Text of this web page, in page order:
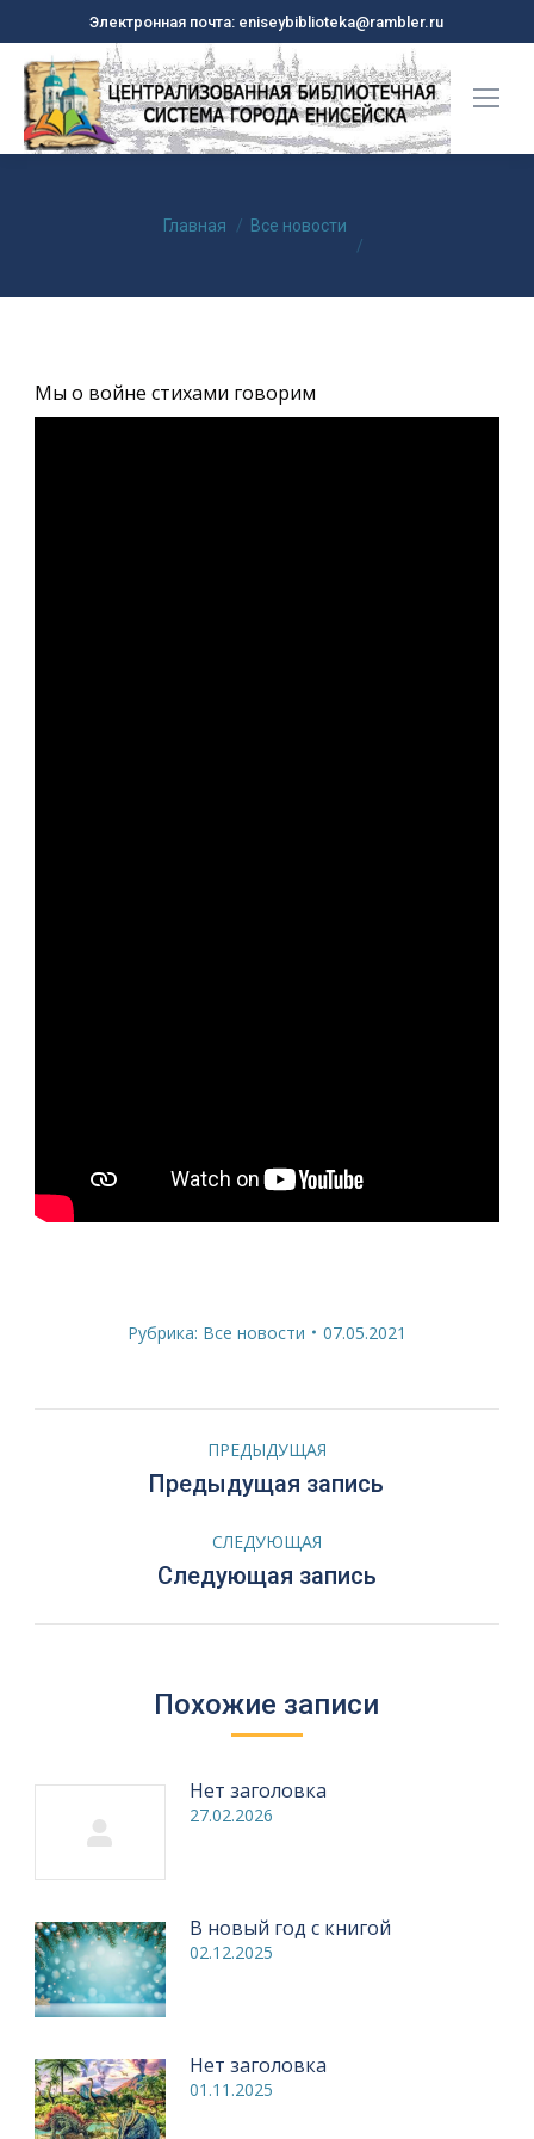
Электронная почта: eniseybiblioteka@rambler.ru
Вы здесь:
Главная Все новости
Мы о войне стихами говорим
Рубрика: Все новости 07.05.2021
НавигацияПРЕДЫДУЩАЯ
Предыдущая
Предыдущая запись
СЛЕДУЮЩАЯ
Следующая
Следующая запись
Похожие записи
Нет заголовка
27.02.2026
В новый год с книгой
02.12.2025
Нет заголовка
01.11.2025